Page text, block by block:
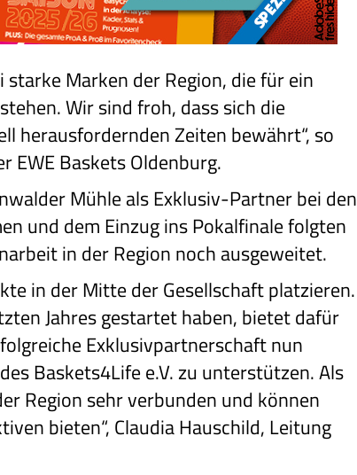
Marken der Region, die für ein
Wir sind froh, dass sich die
herausfordernden Zeiten bewährt“, so
EWE Baskets Oldenburg.
Mühle als Exklusiv-Partner bei den
und dem Einzug ins Pokalfinale folgten
in der Region noch ausgeweitet.
in der Mitte der Gesellschaft platzieren.
Jahres gestartet haben, bietet dafür
Exklusivpartnerschaft nun
Baskets4Life e.V. zu unterstützen. Als
Region sehr verbunden und können
bieten“, Claudia Hauschild, Leitung